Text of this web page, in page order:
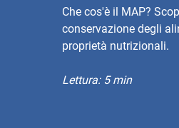
Che cos'è il MAP?
conservazione degli
proprietà nutrizionali.
Lettura: 5 min